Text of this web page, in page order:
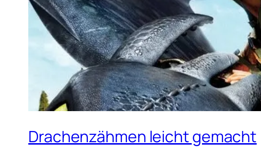
Drachenzähmen leicht gemacht